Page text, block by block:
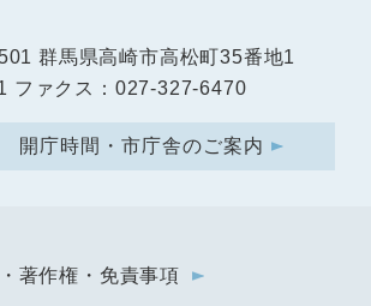
群馬県高崎市高松町35番地1
ファクス：027-327-6470
開庁時間・市庁舎のご案内
著作権・免責事項